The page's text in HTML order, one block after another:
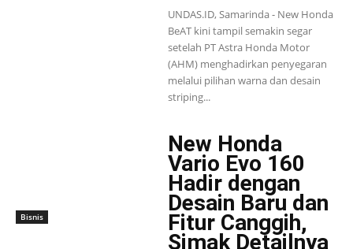
UNDAS.ID, Samarinda - New Honda
BeAT kini tampil semakin segar
setelah PT Astra Honda Motor
(AHM) menghadirkan penyegaran
melalui pilihan warna dan desain
striping...
Bisnis
New Honda
Vario Evo 160
Hadir dengan
Desain Baru dan
Fitur Canggih,
Simak Detailnya